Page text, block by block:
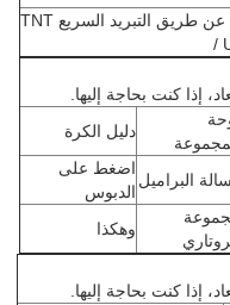
عن طريق البحر، عن طريق الجو، عن طريق التبريد السريع TNT
إذا كنت بحاجة إليها.
دليل الكرة
البراميل
اضغط على
الدبوس
وهكذا
إذا كنت بحاجة إليها.